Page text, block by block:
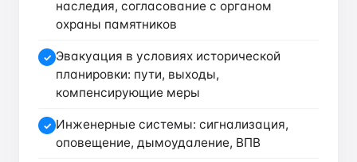
наследия, согласование с органом
охраны памятников
✓ Эвакуация в условиях исторической
планировки: пути, выходы,
компенсирующие меры
✓ Инженерные системы: сигнализация,
оповещение, дымоудаление, ВПВ